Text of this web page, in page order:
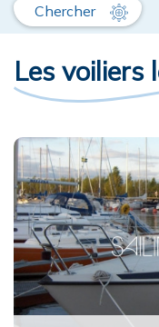
Chercher
Les voiliers